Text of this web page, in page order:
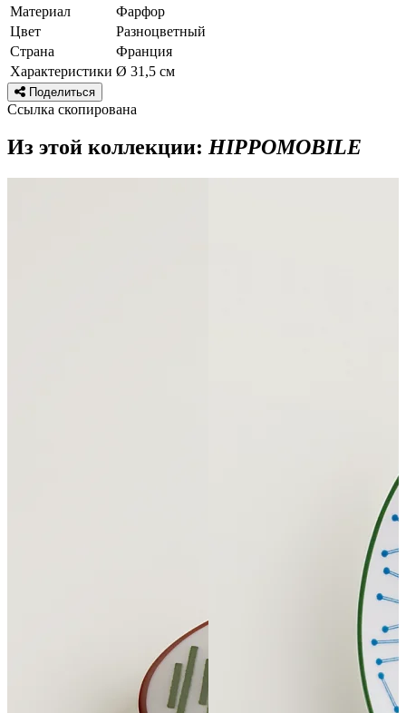
Материал
Фарфор
Цвет
Разноцветный
Страна
Франция
Характеристики Ø 31,5 см
Поделиться
Ссылка скопирована
Из этой коллекции: HIPPOMOBILE
Принимаю условия
соглашением
Согласен(-на) получать